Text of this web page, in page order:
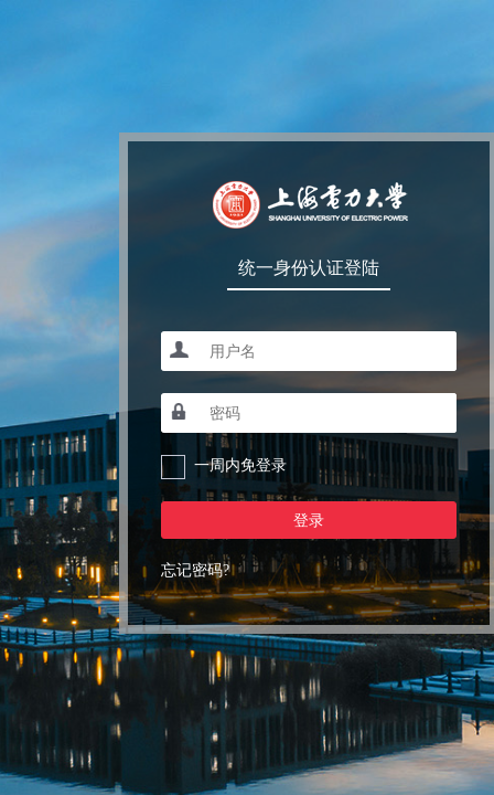
统一身份认证登陆
一周内免登录
登录
忘记密码?